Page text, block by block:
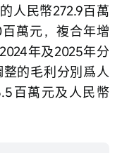
人民幣272.9百萬
萬元，複合年增
年及2025年分
的毛利分別爲人
百萬元及人民幣